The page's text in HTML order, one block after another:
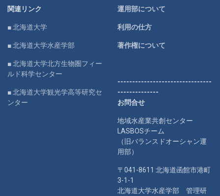
関連リンク
■ 北海道大学
■ 北海道大学水産学部
■ 北海道大学北方生物圏フィー
ルド科学センター
■ 北海道大学観光学高等研究セ
ンター
運用部について
利用の仕方
著作権について
--------------------------------
--------------
お問合せ
地域水産業共創センター
LASBOSチーム
（旧バランスドオーシャン運
用部）
〒041-8611 北海道函館市港町
3-1-1
北海道大学水産学部 管理研